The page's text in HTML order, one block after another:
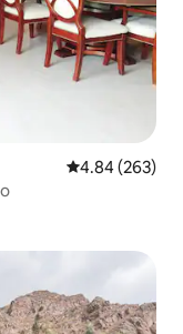
Calificación
4.84 (263)